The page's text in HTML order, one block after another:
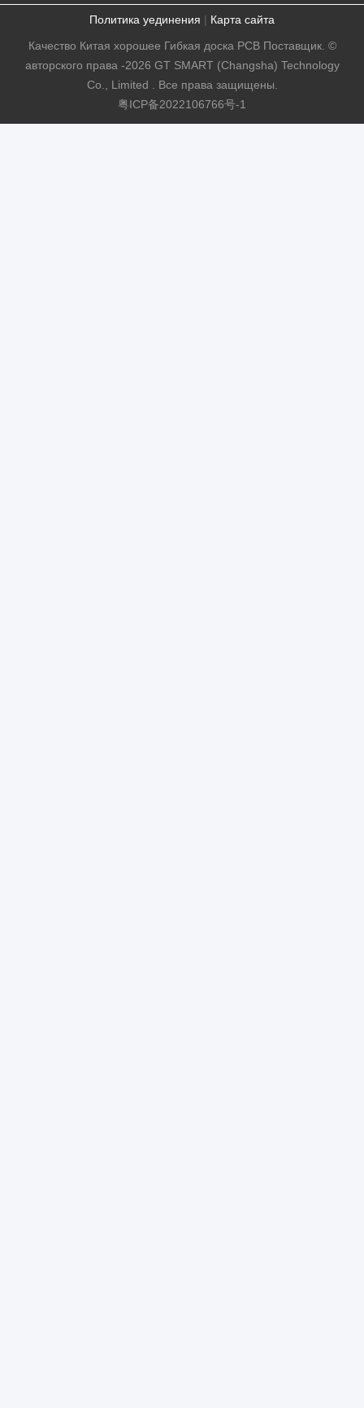
Политика уединения | Карта сайта
Качество Китая хорошее Гибкая доска PCB Поставщик. ©
авторского права -2026 GT SMART (Changsha) Technology
Co., Limited . Все права защищены.
粤ICP备2022106766号-1